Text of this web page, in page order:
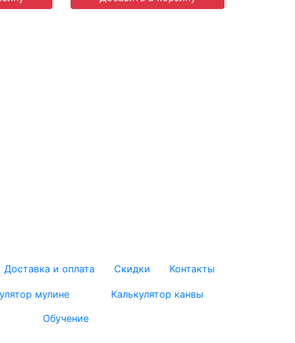
Доставка и оплата Скидки Контакты
мулине
Калькулятор канвы
Обучение